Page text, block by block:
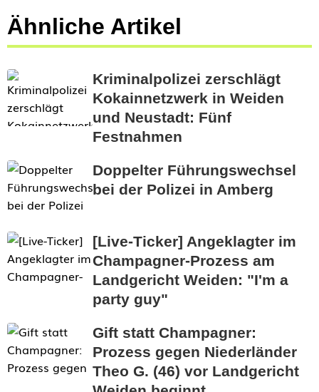
Ähnliche Artikel
Kriminalpolizei zerschlägt
Kokainnetzwerk in Weiden
und Neustadt: Fünf
Festnahmen
Doppelter Führungswechsel
bei der Polizei in Amberg
[Live-Ticker] Angeklagter im
Champagner-Prozess am
Landgericht Weiden: "I'm a
party guy"
Gift statt Champagner:
Prozess gegen Niederländer
Theo G. (46) vor Landgericht